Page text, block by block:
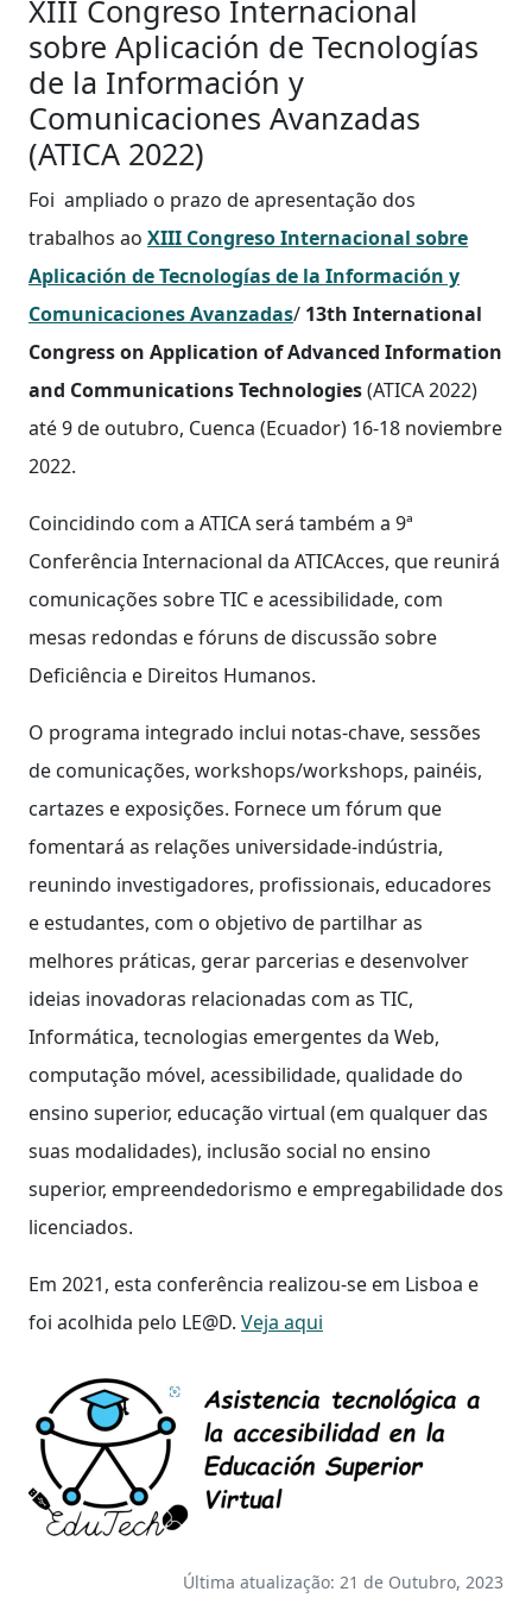
XIII Congreso Internacional
sobre Aplicación de Tecnologías
de la Información y
Comunicaciones Avanzadas
(ATICA 2022)
Foi ampliado o prazo de apresentação dos
trabalhos ao XIII Congreso Internacional sobre
Aplicación de Tecnologías de la Información y
Comunicaciones Avanzadas/ 13th International
Congress on Application of Advanced Information
and Communications Technologies(ATICA 2022)
até 9 de outubro, Cuenca (Ecuador) 16-18 noviembre
2022.
Coincidindo com a ATICA será também a 9ª
Conferência Internacional da ATICAcces, que reunirá
comunicações sobre TIC e acessibilidade, com
mesas redondas e fóruns de discussão sobre
Deficiência e Direitos Humanos.
O programa integrado inclui notas-chave, sessões
de comunicações, workshops/workshops, painéis,
cartazes e exposições. Fornece um fórum que
fomentará as relações universidade-indústria,
reunindo investigadores, profissionais, educadores
e estudantes, com o objetivo de partilhar as
melhores práticas, gerar parcerias e desenvolver
ideias inovadoras relacionadas com as TIC,
Informática, tecnologias emergentes da Web,
computação móvel, acessibilidade, qualidade do
ensino superior, educação virtual (em qualquer das
suas modalidades), inclusão social no ensino
superior, empreendedorismo e empregabilidade dos
licenciados.
Em 2021, esta conferência realizou-se em Lisboa e
foi acolhida pelo LE@D. Veja aqui
Última atualização: 21 de Outubro, 2023